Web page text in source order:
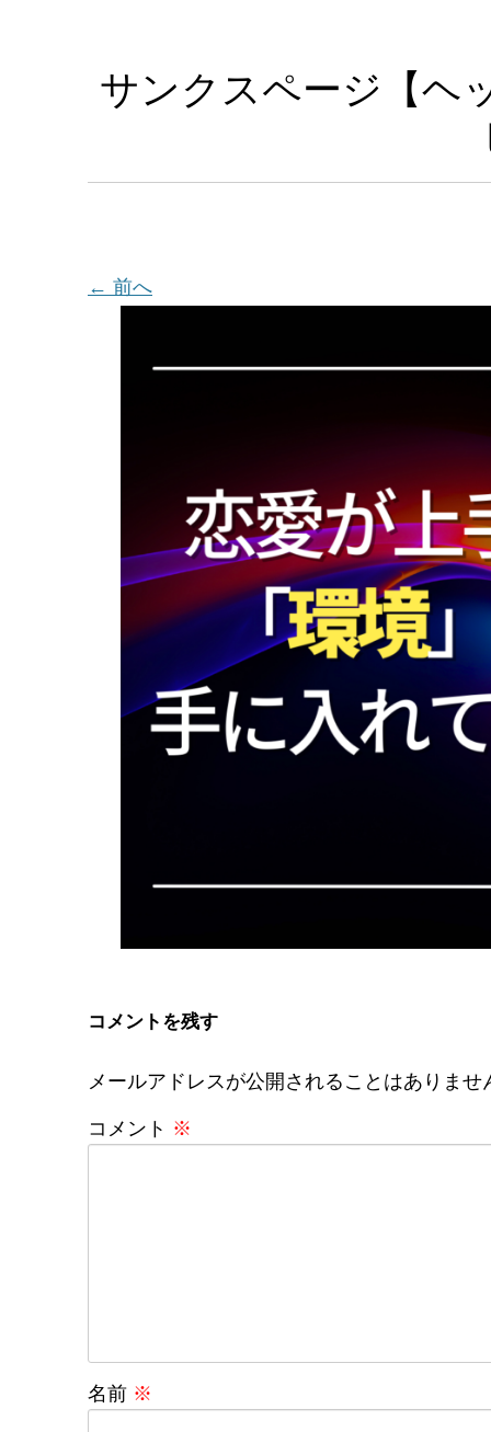
サンクスページ【ヘ
← 前へ
コメントを残す
メールアドレスが公開されることはありませ
コメント ※
名前 ※